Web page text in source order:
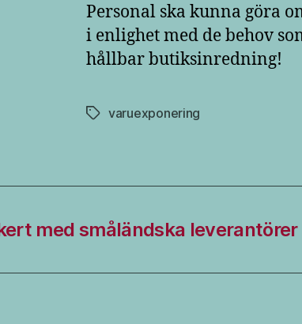
Personal ska kunna göra
i enlighet med de behov
hållbar butiksinredning!
Etiketter
varuexponering
med småländska leverantörer